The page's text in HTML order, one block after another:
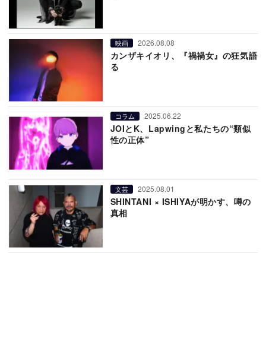
映画 2026.08.08
カンザキイオリ、『禍禍女』の狂気語
る
コラム 2025.06.22
JOIとK、Lapwingと私たちの“類似
性の正体”
文芸 2025.08.01
SHINTANI × ISHIYAが明かす、噂の
真相